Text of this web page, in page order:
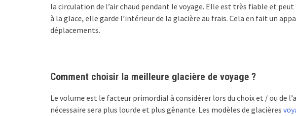
la circulation de l’air chaud pendant le voyage. Elle est très fiable et
à la glace, elle garde l’intérieur de la glacière au frais. Cela en fait un
déplacements.
Comment choisir la meilleure glacière de voyage ?
Le volume est le facteur primordial à considérer lors du choix et / ou de
nécessaire sera plus lourde et plus gênante. Les modèles de glacières